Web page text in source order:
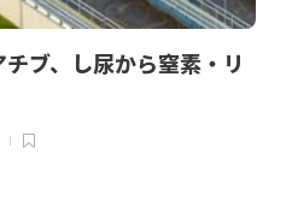
ブ、し尿から窒素・リ